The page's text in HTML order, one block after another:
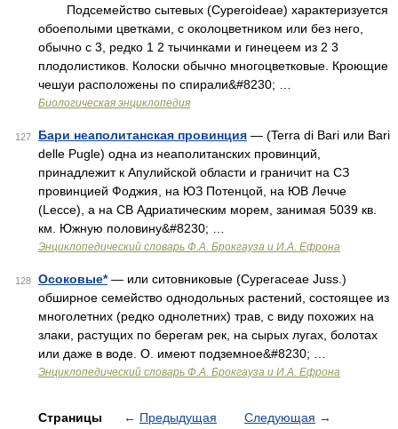
Подсемейство сытевых (Cyperoideae) характеризуется
обоеполыми цветками, с околоцветником или без него,
обычно с 3, редко 1 2 тычинками и гинецеем из 2 3
плодолистиков. Колоски обычно многоцветковые. Кроющие
чешуи расположены по спирали&#8230; …
Биологическая энциклопедия
127 Бари неаполитанская провинция — (Terra di Bari или Bari
delle Pugle) одна из неаполитанских провинций,
принадлежит к Апулийской области и граничит на СЗ
провинцией Фоджия, на ЮЗ Потенцой, на ЮВ Лечче
(Lecce), a на СВ Адриатическим морем, занимая 5039 кв.
км. Южную половину&#8230; …
Энциклопедический словарь Ф.А. Брокгауза и И.А. Ефрона
128 Осоковые*— или ситовниковые (Cyperaceae Juss.)
обширное семейство однодольных растений, состоящее из
многолетних (редко однолетних) трав, с виду похожих на
злаки, растущих по берегам рек, на сырых лугах, болотах
или даже в воде. О. имеют подземное&#8230; …
Энциклопедический словарь Ф.А. Брокгауза и И.А. Ефрона
Страницы ← Предыдущая Следующая →